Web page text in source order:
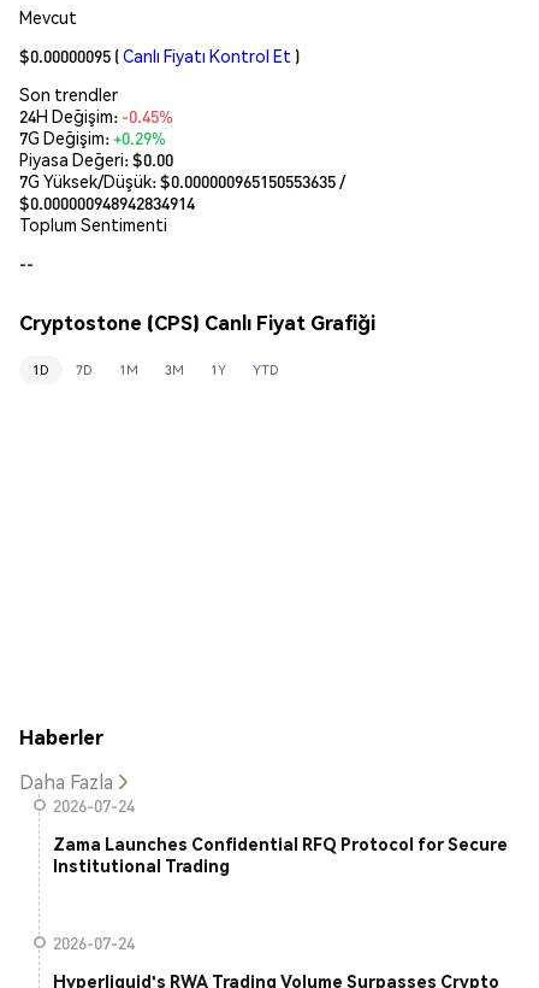
Mevcut
$0.00000095 (Canlı Fiyatı Kontrol Et )
Son trendler
24H Değişim: -0.45%
7G Değişim:+0.29%
Piyasa Değeri:$0.00
7G Yüksek/Düşük: $0.000000965150553635/
$0.000000948942834914
Toplum Sentimenti
--
Cryptostone (CPS) Canlı Fiyat Grafiği
1D 7D 1M 3M 1Y YTD
Haberler
Daha Fazla
2026-07-24
Zama Launches Confidential RFQ Protocol for Secure
Institutional Trading
2026-07-24
Hyperliquid's RWA Trading Volume Surpasses Crypto